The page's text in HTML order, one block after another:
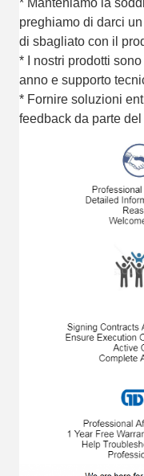
preghiamo di darci
di sbagliato con il
* I nostri prodotti
anno e supporto
* Fornire soluzioni
feedback da parte